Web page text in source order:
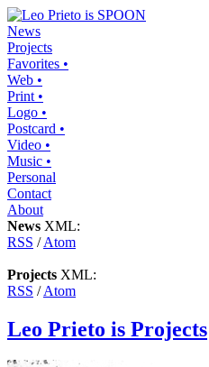
News
Projects
Favorites •
Web •
Print •
Logo •
Postcard •
Video •
Music •
Personal
Contact
About
News XML:
RSS /Atom
Projects XML:
RSS /Atom
Leo Prieto is Projects